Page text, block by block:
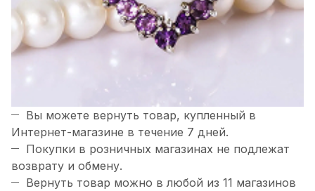
Вы можете вернуть товар, купленный в
Интернет-магазине в течение 7 дней.
Покупки в розничных магазинах не подлежат
возврату и обмену.
Вернуть товар можно в любой из 11 магазинов